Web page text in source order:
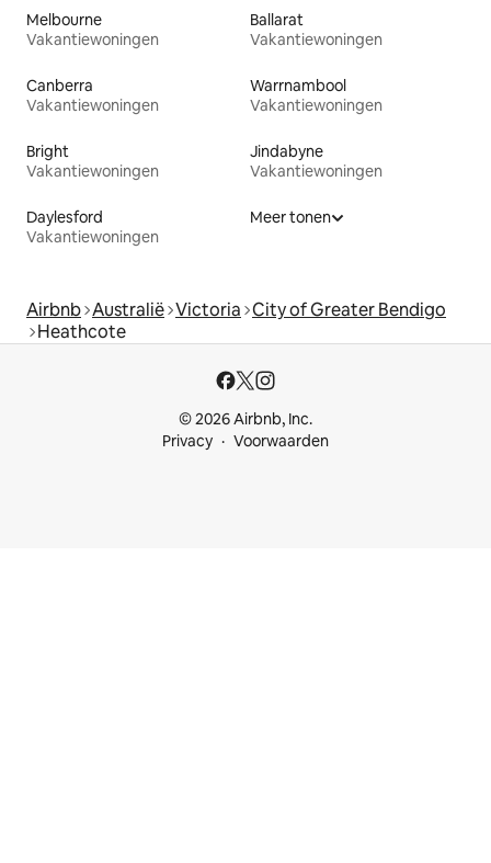
Melbourne
Vakantiewoningen
Ballarat
Vakantiewoningen
Canberra
Vakantiewoningen
Warrnambool
Vakantiewoningen
Bright
Vakantiewoningen
Jindabyne
Vakantiewoningen
Daylesford
Vakantiewoningen
Meer tonen
Airbnb Australië Victoria City of Greater Bendigo
Heathcote
© 2026 Airbnb, Inc.
Privacy
Voorwaarden